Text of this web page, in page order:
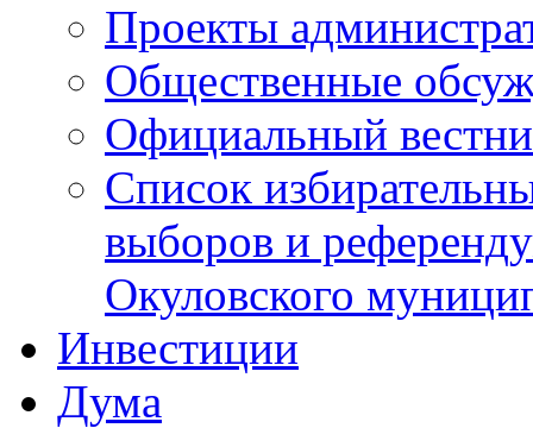
Проекты
Общественные
Официальный
Список
выборов и
Окуловского
Инвестиции
Дума